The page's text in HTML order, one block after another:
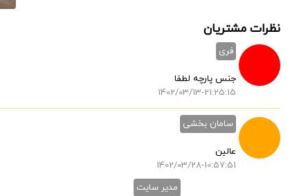
نظرات مشتریان
فری
جنس پارچه لطفا
1402/03/13-21:25:15
سامان بخشی
عالین
1402/03/28-10:57:51
مدیر سایت